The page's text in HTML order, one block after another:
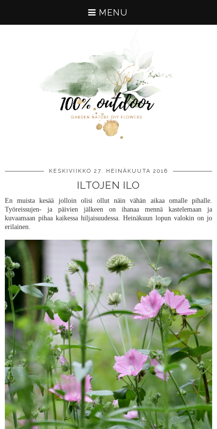
MENU
KESKIVIIKKO 27. HEINÄKUUTA 2016
ILTOJEN ILO
En muista kesää jolloin olisi ollut näin vähän aikaa omalle pihalle.
Työreissujen- ja päivien jälkeen on ihanaa mennä kastelemaan ja
kuvaamaan pihaa kaikessa hiljaisuudessa. Heinäkuun lopun valokin on jo
erilainen.